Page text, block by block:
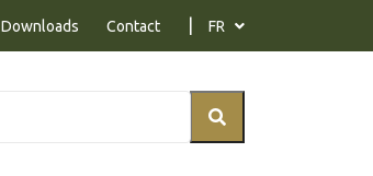
Downloads Contact FR